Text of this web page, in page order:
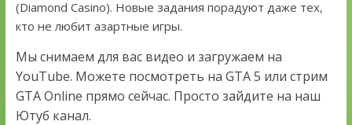
(Diamond Casino). Новые задания порадуют даже тех,
кто не любит азартные игры.
Мы снимаем для вас видео и загружаем на
YouTube. Можете посмотреть на GTA 5 или стрим
GTA Online прямо сейчас. Просто зайдите на наш
Ютуб канал.